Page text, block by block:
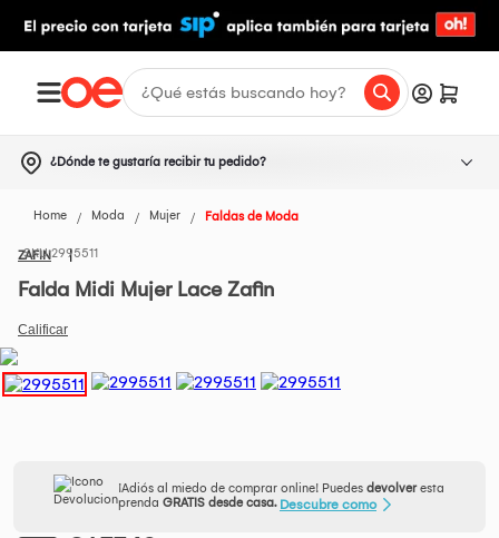
¿Dónde te gustaría recibir tu pedido?
Home Moda Mujer Faldas de Moda
ZAFIN2995511
Falda Midi Mujer Lace Zafin
¡Adiós al miedo de comprar online! Puedes devolveresta
prenda GRATIS desde casa. Descubre como